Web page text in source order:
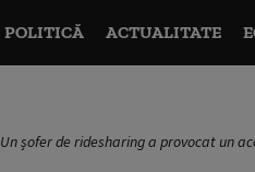
POLITICĂ ACTUALITATE
Un șofer de ridesharing a provocat un